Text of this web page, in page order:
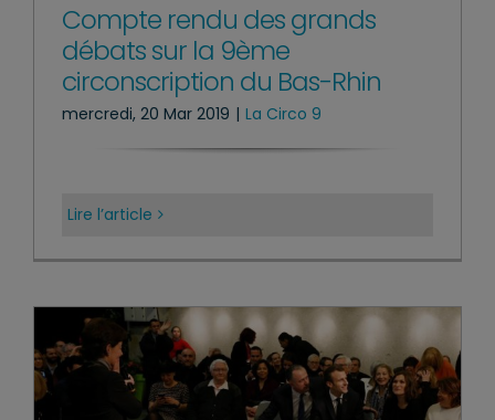
Compte rendu des grands
débats sur la 9ème
circonscription du Bas-Rhin
mercredi, 20 Mar 2019 | La Circo 9
Lire l’article